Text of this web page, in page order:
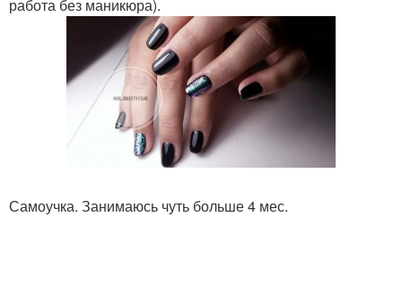
работа без маникюра).
Самоучка. Занимаюсь чуть больше 4 мес.